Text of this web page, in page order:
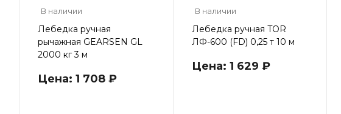
В наличии
Лебедка ручная
рычажная GEARSEN GL
2000 кг 3 м
Цена: 1 708 ₽
В наличии
Лебедка ручная TOR
ЛФ-600 (FD) 0,25 т 10 м
Цена: 1 629 ₽